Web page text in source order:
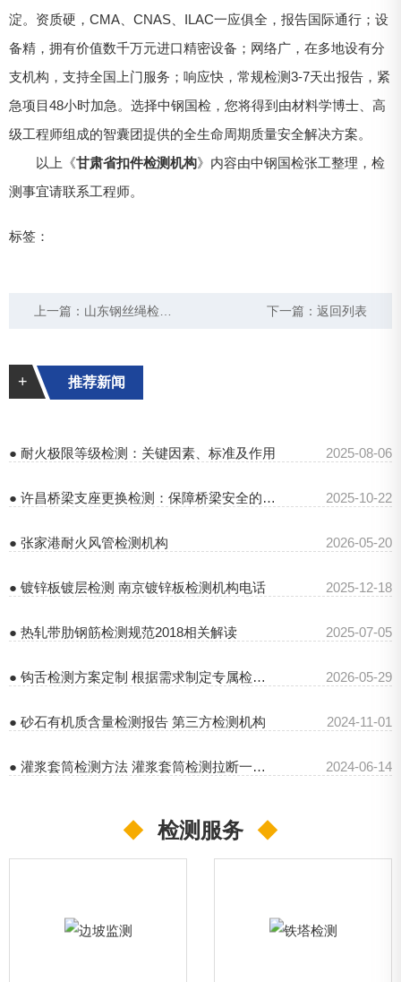
淀。资质硬，CMA、CNAS、ILAC一应俱全，报告国际通行；设
备精，拥有价值数千万元进口精密设备；网络广，在多地设有分
支机构，支持全国上门服务；响应快，常规检测3-7天出报告，紧
急项目48小时加急。选择中钢国检，您将得到由材料学博士、高
级工程师组成的智囊团提供的全生命周期质量安全解决方案。
以上《甘肃省扣件检测机构》内容由中钢国检张工整理，检
测事宜请联系工程师。
标签：
上一篇： 山东钢丝绳检测单位 山东钢丝绳检测报告 下一篇： 返回列表
+ 推荐新闻
● 耐火极限等级检测：关键因素、标准及作用 2025-08-06
● 许昌桥梁支座更换检测：保障桥梁安全的关键之举 2025-10-22
● 张家港耐火风管检测机构 2026-05-20
● 镀锌板镀层检测 南京镀锌板检测机构电话 2025-12-18
● 热轧带肋钢筋检测规范2018相关解读 2025-07-05
● 钩舌检测方案定制 根据需求制定专属检测方案 2026-05-29
● 砂石有机质含量检测报告 第三方检测机构 2024-11-01
● 灌浆套筒检测方法 灌浆套筒检测拉断一定不合格吗 2024-06-14
◆ 检测服务 ◆